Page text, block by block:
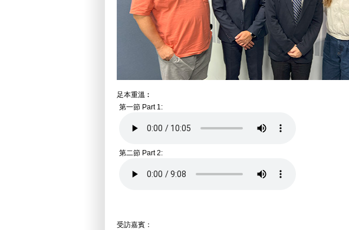
足本重溫︰
第一節 Part 1:
第二節 Part 2:
受訪嘉賓：